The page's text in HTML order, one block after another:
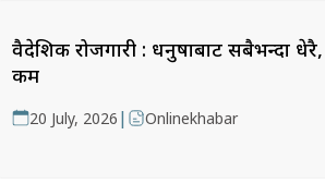
वैदेशिक रोजगारी : धनुषाबाट सबैभन्दा
कम
20 July, 2026 | Onlinekhabar